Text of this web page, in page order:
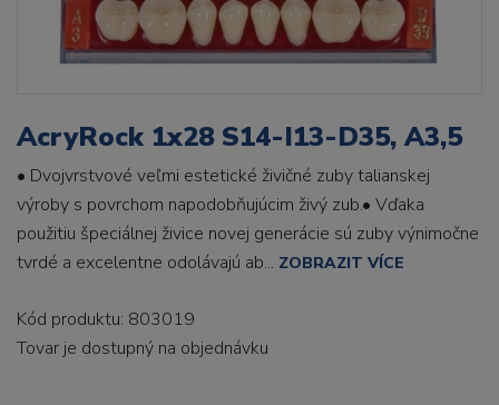
AcryRock 1x28 S14-I13-D35, A3,5
• Dvojvrstvové veľmi estetické živičné zuby talianskej
výroby s povrchom napodobňujúcim živý zub.• Vďaka
použitiu špeciálnej živice novej generácie sú zuby výnimočne
tvrdé a excelentne odolávajú ab... ZOBRAZIT VÍCE
Kód produktu: 803019
Tovar je dostupný na objednávku